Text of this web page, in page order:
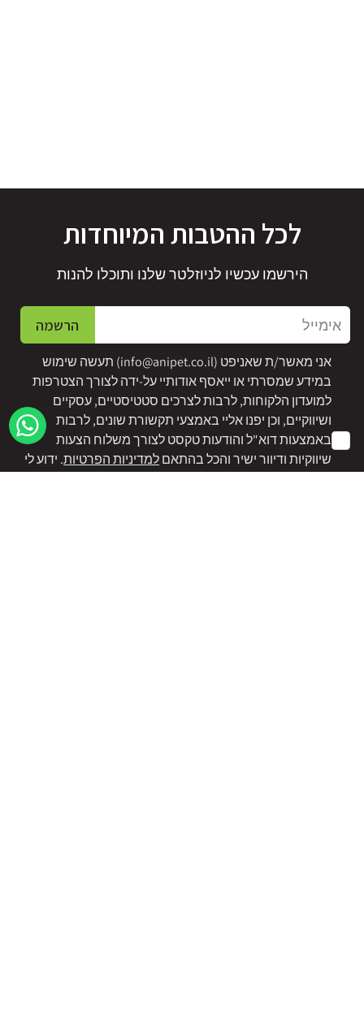
לכל ההטבות המיוחדות
הירשמו עכשיו לניוזלטר שלנו ותוכלו להנות
אימייל הרשמה
אני מאשר/ת שאניפט (info@anipet.co.il) תעשה שימוש
במידע שמסרתי או ייאסף אודותיי על-ידה לצורך הצטרפות
למועדון הלקוחות, לרבות לצרכים סטטיסטיים, עסקיים
ושיווקיים, וכן יפנו אליי באמצעי תקשורת שונים, לרבות
באמצעות דוא"ל והודעות טקסט לצורך משלוח הצעות
שיווקיות ודיוור ישיר והכל בהתאםלמדיניות הפרטיות. ידוע לי